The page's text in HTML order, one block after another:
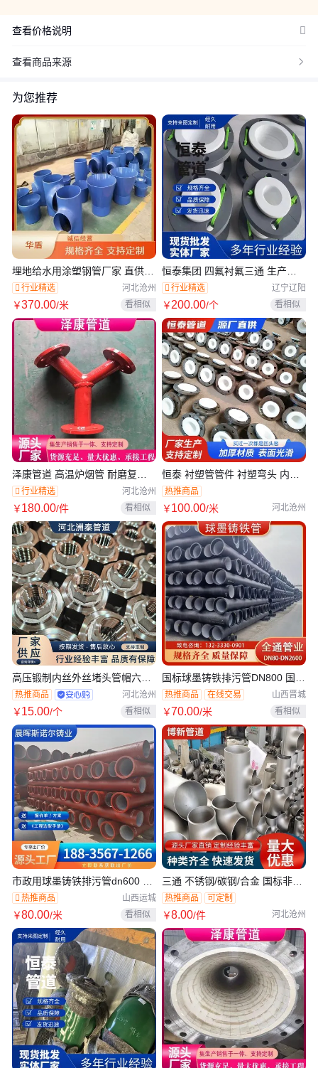
查看价格说明
询商家。
查看商品来源 
为您推荐
埋地给水用涂塑钢管厂家 直供输
水管道 涂塑弯头定制三通 口碑
良好
￥370.00/米 看相似
行业精选
在线交易
河北沧州
泽康管道 高温炉烟管 耐磨复合
弯头 球型三通 矿山输送 可定制
￥180.00/件 看相似
行业精选
在线交易
河北沧州
高压锻制内丝外丝堵头管帽六角
内螺纹接头304\316L\20#三通
圣天
￥15.00/个 看相似
热推商品
在线交易
河北沧州
市政用球墨铸铁排污管dn600 国
标品质 经久耐用 A型三通 源头供
应
￥80.00/米 看相似
热推商品
在线交易
山西运城
恒泰集团 四氟衬氟三通 生产供
应 客户至上 密封性能优越
￥200.00/个 看相似
行业精选
在线交易
辽宁辽阳
恒泰 衬塑管管件 衬塑弯头 内衬
塑三通 厂家定制 承接大工程订
单
￥100.00/米 河北沧州
热推商品
国标球墨铸铁排污管DN800 国标
品质 经久耐用 A型三通
￥70.00/米 看相似
热推商品 在线交易 山西晋城
三通 不锈钢/碳钢/合金 国标非标
都能做 全国承接大小工程订单
￥8.00/件 河北沧州
热推商品 可定制